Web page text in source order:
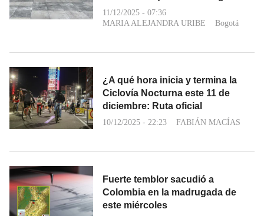
11/12/2025 - 07:36
MARIA ALEJANDRA URIBE
Bogotá
¿A qué hora inicia y termina la
Ciclovía Nocturna este 11 de
diciembre: Ruta oficial
10/12/2025 - 22:23 FABIÁN MACÍAS
Fuerte temblor sacudió a
Colombia en la madrugada de
este miércoles